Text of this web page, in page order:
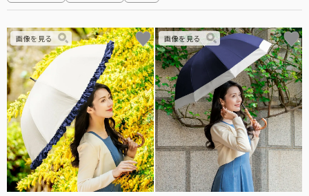
3段折りたたみ
ロサブランの折りたたみ日傘の中で最もコンパクトなサイズです。
遮光雑貨
UVカットウェア
サングラス